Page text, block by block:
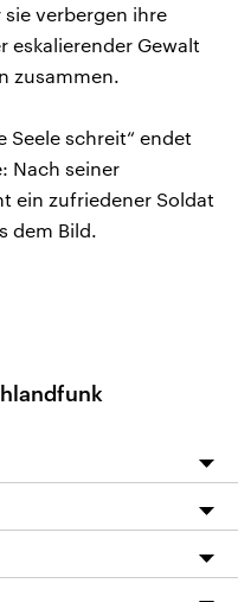
verbergen ihre
eskalierender Gewalt
zusammen.
Seele schreit“ endet
Nach seiner
ein zufriedener Soldat
dem Bild.